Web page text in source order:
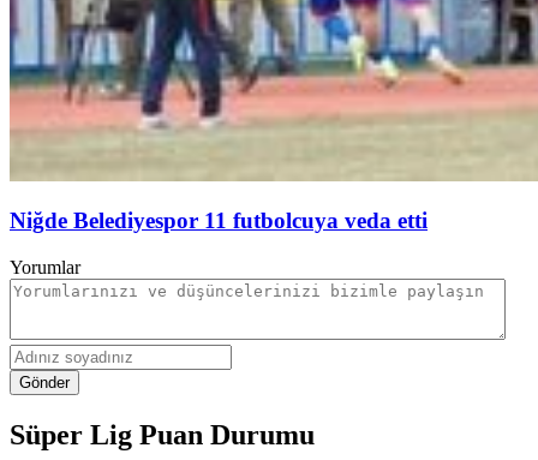
Niğde Belediyespor 11 futbolcuya veda etti
Yorumlar
Gönder
Süper Lig Puan Durumu